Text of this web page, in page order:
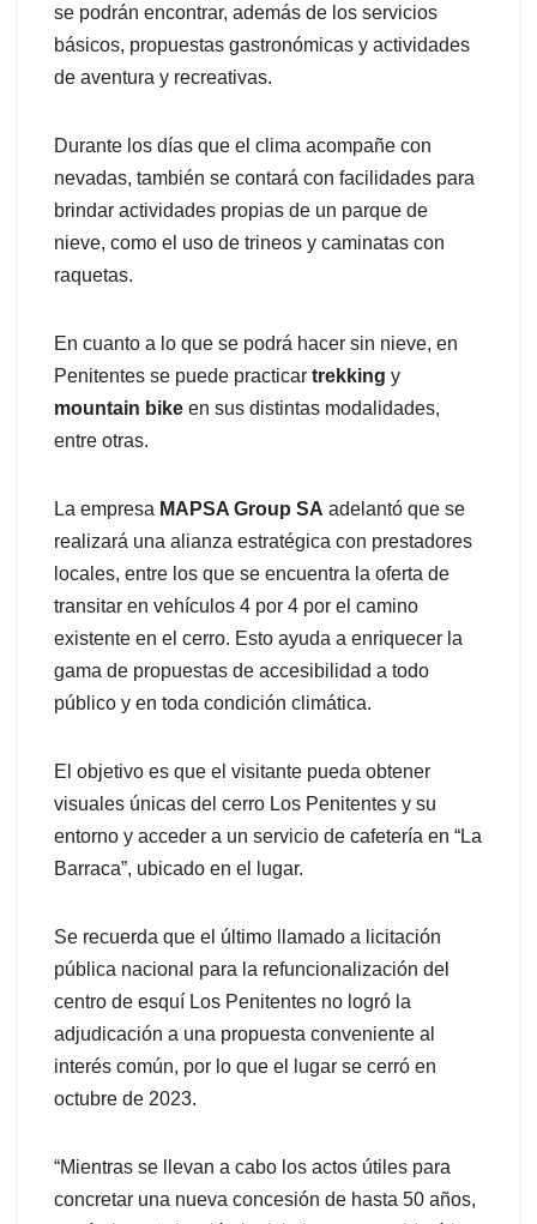
se podrán encontrar, además de los servicios
básicos, propuestas gastronómicas y actividades
de aventura y recreativas.
Durante los días que el clima acompañe con
nevadas, también se contará con facilidades para
brindar actividades propias de un parque de
nieve, como el uso de trineos y caminatas con
raquetas.
En cuanto a lo que se podrá hacer sin nieve, en
Penitentes se puede practicar trekking y
mountain bike en sus distintas modalidades,
entre otras.
La empresa MAPSA Group SA adelantó que se
realizará una alianza estratégica con prestadores
locales, entre los que se encuentra la oferta de
transitar en vehículos 4 por 4 por el camino
existente en el cerro. Esto ayuda a enriquecer la
gama de propuestas de accesibilidad a todo
público y en toda condición climática.
El objetivo es que el visitante pueda obtener
visuales únicas del cerro Los Penitentes y su
entorno y acceder a un servicio de cafetería en “La
Barraca”, ubicado en el lugar.
Se recuerda que el último llamado a licitación
pública nacional para la refuncionalización del
centro de esquí Los Penitentes no logró la
adjudicación a una propuesta conveniente al
interés común, por lo que el lugar se cerró en
octubre de 2023.
“Mientras se llevan a cabo los actos útiles para
concretar una nueva concesión de hasta 50 años,